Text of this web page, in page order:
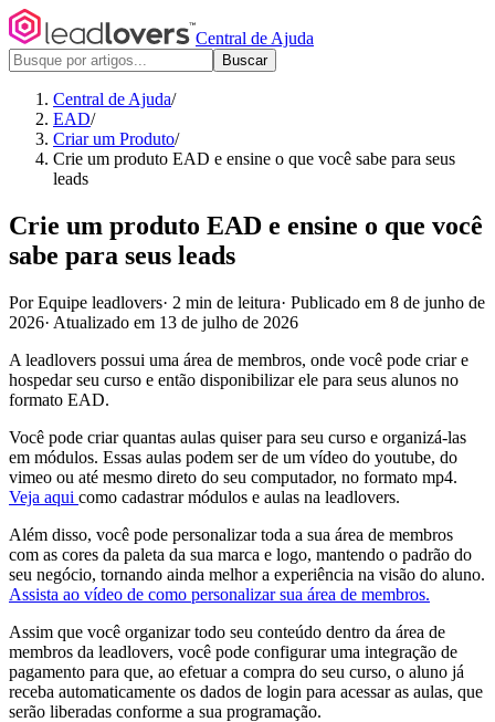
Central de Ajuda
Buscar
Central de Ajuda/
EAD/
Criar um Produto/
Crie um produto EAD e ensine o que você sabe para seus
leads
Crie um produto EAD e ensine o que você
sabe para seus leads
Por Equipe leadlovers· 2 min de leitura· Publicado em 8 de junho de
2026· Atualizado em 13 de julho de 2026
A leadlovers possui uma área de membros, onde você pode criar e
hospedar seu curso e então disponibilizar ele para seus alunos no
formato EAD.
Você pode criar quantas aulas quiser para seu curso e organizá-las
em módulos. Essas aulas podem ser de um vídeo do youtube, do
vimeo ou até mesmo direto do seu computador, no formato mp4.
Veja aqui como cadastrar módulos e aulas na leadlovers.
Além disso, você pode personalizar toda a sua área de membros
com as cores da paleta da sua marca e logo, mantendo o padrão do
seu negócio, tornando ainda melhor a experiência na visão do aluno.
Assista ao vídeo de como personalizar sua área de membros.
Assim que você organizar todo seu conteúdo dentro da área de
membros da leadlovers, você pode configurar uma integração de
pagamento para que, ao efetuar a compra do seu curso, o aluno já
receba automaticamente os dados de login para acessar as aulas, que
serão liberadas conforme a sua programação.